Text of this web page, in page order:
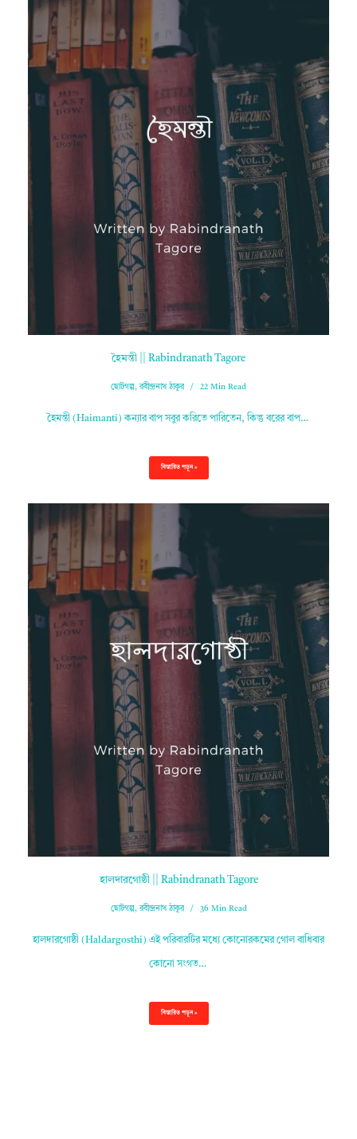
হৈমন্তী || Rabindranath Tagore
ছোটগল্প,রবীন্দ্রনাথ ঠাকুর 22 Min Read
হৈমন্তী (Haimanti) কন্যার বাপ সবুর করিতে পারিতেন, কিন্তু বরের বাপ…
বিস্তারিত পড়ুন »
হালদারগোষ্ঠী || Rabindranath Tagore
ছোটগল্প,রবীন্দ্রনাথ ঠাকুর 36 Min Read
হালদারগোষ্ঠী (Haldargosthi) এই পরিবারটির মধ্যে কোনোরকমের গোল বাধিবার
কোনো সংগত…
বিস্তারিত পড়ুন »